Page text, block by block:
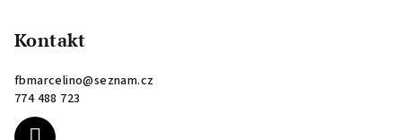
Kontakt
fbmarcelino@seznam.cz
774 488 723